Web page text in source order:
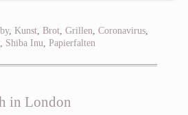
, Kunst, Brot, Grillen, Coronavirus,
, Shiba Inu, Papierfalten
in London